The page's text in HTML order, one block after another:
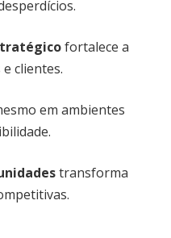
fortalece a
clientes.
em ambientes
transforma